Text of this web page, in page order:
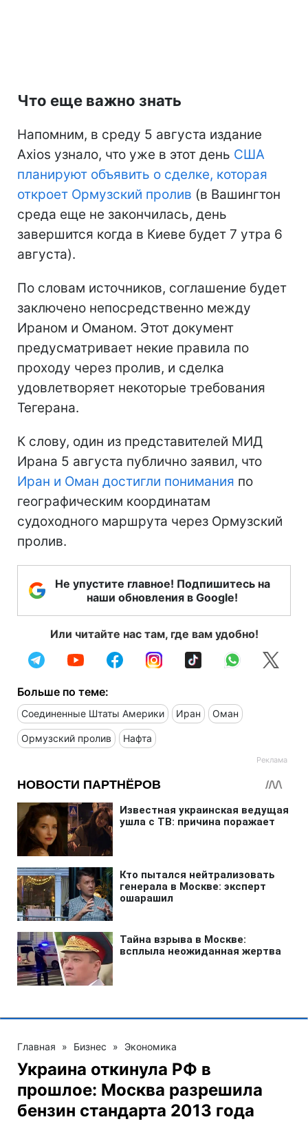
Что еще важно знать
Напомним, в среду 5 августа издание
Axios узнало, что уже в этот день США
планируют объявить о сделке, которая
откроет Ормузский пролив (в Вашингтон
среда еще не закончилась, день
завершится когда в Киеве будет 7 утра 6
августа).
По словам источников, соглашение будет
заключено непосредственно между
Ираном и Оманом. Этот документ
предусматривает некие правила по
проходу через пролив, и сделка
удовлетворяет некоторые требования
Тегерана.
К слову, один из представителей МИД
Ирана 5 августа публично заявил, что
Иран и Оман достигли понимания по
географическим координатам
судоходного маршрута через Ормузский
пролив.
Не упустите главное! Подпишитесь на
наши обновления в Google!
Или читайте нас там, где вам удобно!
Больше по теме:
Соединенные Штаты Америки Иран Оман
Ормузский пролив Нафта
Главная » Бизнес » Экономика
Украина откинула РФ в
прошлое: Москва разрешила
бензин стандарта 2013 года